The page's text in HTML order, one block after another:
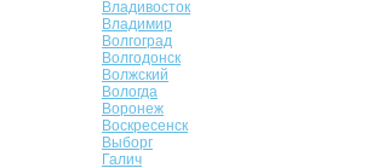
Владивосток
Владимир
Волгоград
Волгодонск
Волжский
Вологда
Воронеж
Воскресенск
Выборг
Галич